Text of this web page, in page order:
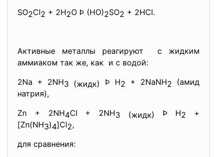
SO2Cl2 + 2H2O Þ (HO)2SO2 + 2HCl.
Активные металлы реагируют с жидким
аммиаком так же, как и с водой:
2Na + 2NH3 (жидк) Þ Н2 + 2NaNH2 (амид
натрия),
Zn + 2NH4Cl + 2NH3 (жидк) Þ Н2 +
[Zn(NH3)4]Cl2,
для сравнения: